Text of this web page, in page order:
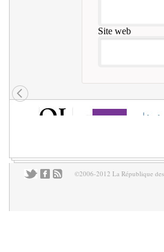
Site web
©2006-2012 La République